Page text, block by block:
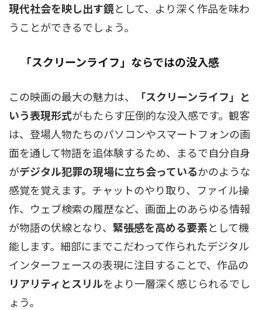
現代社会を映し出す鏡として、より深く作品を味わ
うことができるでしょう。
「スクリーンライフ」ならではの没入感
この映画の最大の魅力は、
「スクリーンライフ」と
いう表現形式がもたらす圧倒的な没入感です。観客
は、登場人物たちのパソコンやスマートフォンの画
面を通して物語を追体験するため、まるで自分自身
がデジタル犯罪の現場に立ち会っているかのような
感覚を覚えます。チャットのやり取り、ファイル操
作、ウェブ検索の履歴など、画面上のあらゆる情報
が物語の伏線となり、 緊張感を高める要素として機
能します。細部にまでこだわって作られたデジタル
インターフェースの表現に注目することで、作品の
リアリティとスリルをより一層深く感じられるでし
ょう。